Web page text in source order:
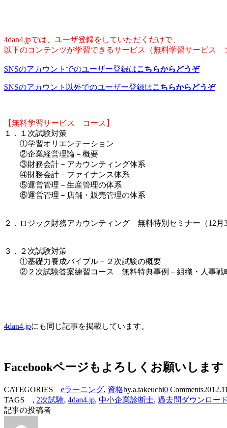
4dan4.jpでは、ユーザ登録をしていただくだけで、
以下のコンテンツが学習できるサービス（無料学習サービス
SNSのアカウントでのユーザー登録はこちらからどうぞ
SNSのアカウント以外でのユーザー登録はこちらからどうぞ
【無料学習サービス コース】
１．１次試験対策
①学習オリエンテーション
②企業経営理論－概要
③財務会計－アカウンティング体系
④財務会計－ファイナンス体系
⑤運営管理－生産管理の体系
⑥運営管理－店舗・販売管理の体系
２．ロジック財務アカウンティング 無料特別セミナー（12月
３．２次試験対策
①基礎力養成バイブル－２次試験の概要
②２次試験答案練習コース 無料特典事例－組織・人事戦
4dan4.jpにも同じ記事を掲載しています。
Facebookページもよろしくお願いします
CATEGORIES eラーニング, 資格by.a.takeuchi0 Comments
TAGS , 2次試験, 4dan4.jp, 中小企業診断士, 過去問ダウンロード
記事の投稿者